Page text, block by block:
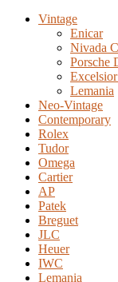
Vintage
Enicar
Nivada
Porsche
Lemania
Neo-Vintage
Contemporary
Rolex
Tudor
Omega
Cartier
AP
Patek
Breguet
JLC
Heuer
IWC
Lemania